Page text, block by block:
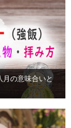
月の意味合いと